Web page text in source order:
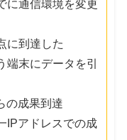
に通信環境を変更
に到達した
端末にデータを引
の成果到達
IPアドレスでの成